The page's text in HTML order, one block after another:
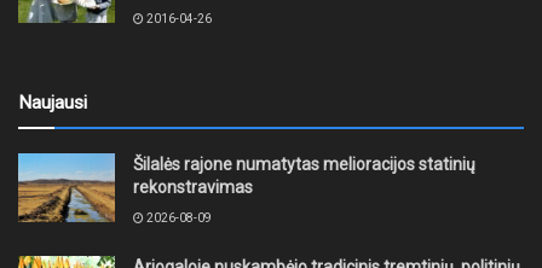
2016-04-26
Naujausi
Šilalės rajone numatytas melioracijos statinių
rekonstravimas
2026-08-09